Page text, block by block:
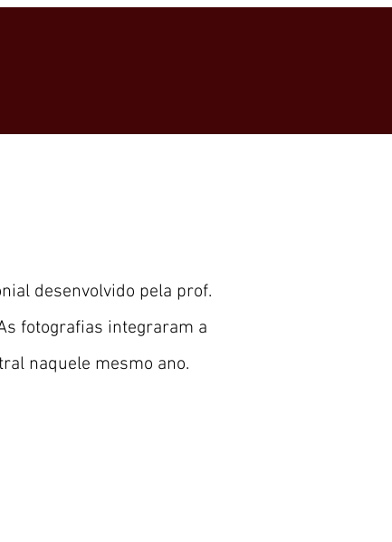
desenvolvido pela prof.
fotografias integraram a
naquele mesmo ano.